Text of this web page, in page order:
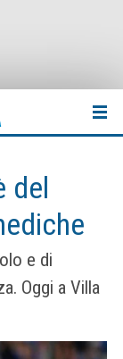
del
e di
Oggi a Villa